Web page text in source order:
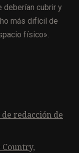
deberían cubrir y
más difícil de
físico».
redacción de
Country,